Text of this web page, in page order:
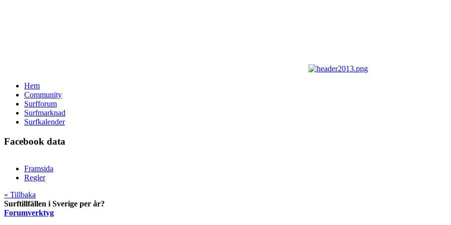
Hem
Community
Surfforum
Surfmarknad
Surfkalender
Facebook data
Framsida
Regler
« Tillbaka
Surftillfällen i Sverige per år?
Forumverktyg